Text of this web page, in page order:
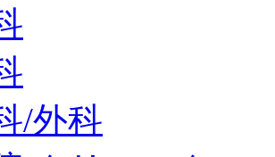
/外科